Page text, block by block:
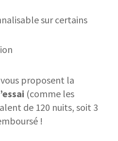
sur certains
proposent la
(comme les
de 120 nuits, soit 3
!